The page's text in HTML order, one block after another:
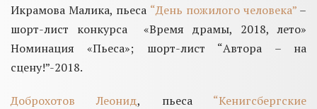
Икрамова Малика, пьеса “День пожилого человека”–
шорт-лист конкурса «Время драмы, 2018, лето»
Номинация «Пьеса»; шорт-лист “Автора – на
сцену!”-2018.
Доброхотов Леонид, пьеса “Кенигсбергские